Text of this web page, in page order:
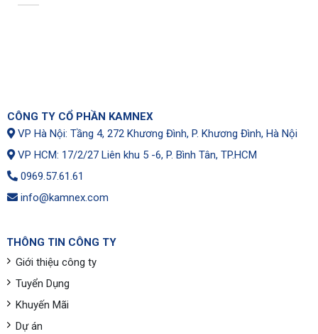
CÔNG TY CỔ PHẦN KAMNEX
VP Hà Nội: Tầng 4, 272 Khương Đình, P. Khương Đình, Hà Nội
VP HCM: 17/2/27 Liên khu 5 -6, P. Bình Tân, TP.HCM
0969.57.61.61
info@kamnex.com
THÔNG TIN CÔNG TY
Giới thiệu công ty
Tuyển Dụng
Khuyến Mãi
Dự án